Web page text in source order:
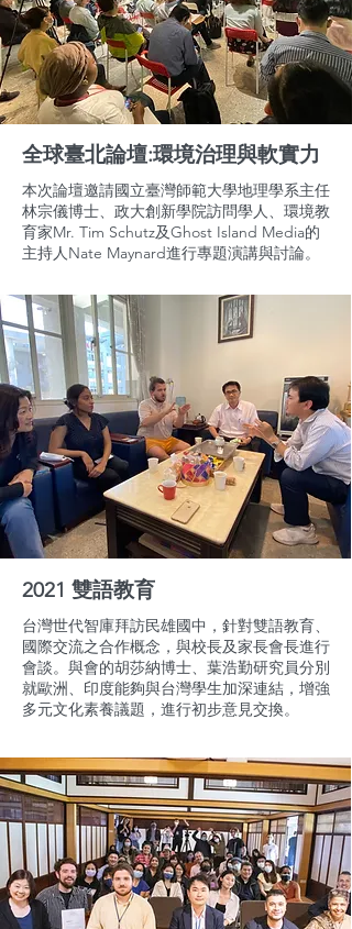
全球臺北論壇:環境治理與軟實力
本次論壇邀請國立臺灣師範大學地理學系主任
林宗儀博士、政大創新學院訪問學人、環境教
育家Mr. Tim Schutz及Ghost Island Media的
主持人Nate Maynard進行專題演講與討論。
2021 雙語教育
台灣世代智庫拜訪民雄國中，針對雙語教育、
國際交流之合作概念，與校長及家長會長進行
會談。與會的胡莎納博士、葉浩勤研究員分別
就歐洲、印度能夠與台灣學生加深連結，增強
多元文化素養議題，進行初步意見交換。